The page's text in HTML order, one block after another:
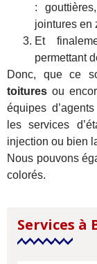
:
jointures en
Et
permettant
Donc, que ce
toitures ou
équipes
les services
injection ou bien
Nous pouvons
colorés.
Services à